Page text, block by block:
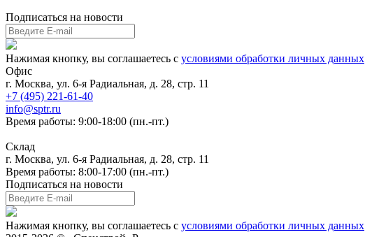
Подписаться на новости
Нажимая кнопку, вы соглашаетесь с условиями обработки личных данных
Офис
г. Москва, ул. 6-я Радиальная, д. 28, стр. 11
+7 (495) 221-61-40
info@sptr.ru
Время работы: 9:00-18:00 (пн.-пт.)
Склад
г. Москва, ул. 6-я Радиальная, д. 28, стр. 11
Время работы: 8:00-17:00 (пн.-пт.)
Подписаться на новости
Нажимая кнопку, вы соглашаетесь с условиями обработки личных данных